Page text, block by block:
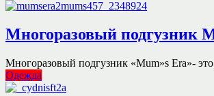
Многоразовый подгузник
Многоразовый подгузник «Mum»s Era»-
Одежда